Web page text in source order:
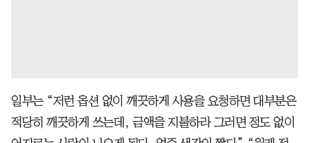
일부는 “저런 옵션 없이 깨끗하게 사용을 요청하면 대부분은
적당히 깨끗하게 쓰는데, 금액을 지불하라 그러면 정도 없이